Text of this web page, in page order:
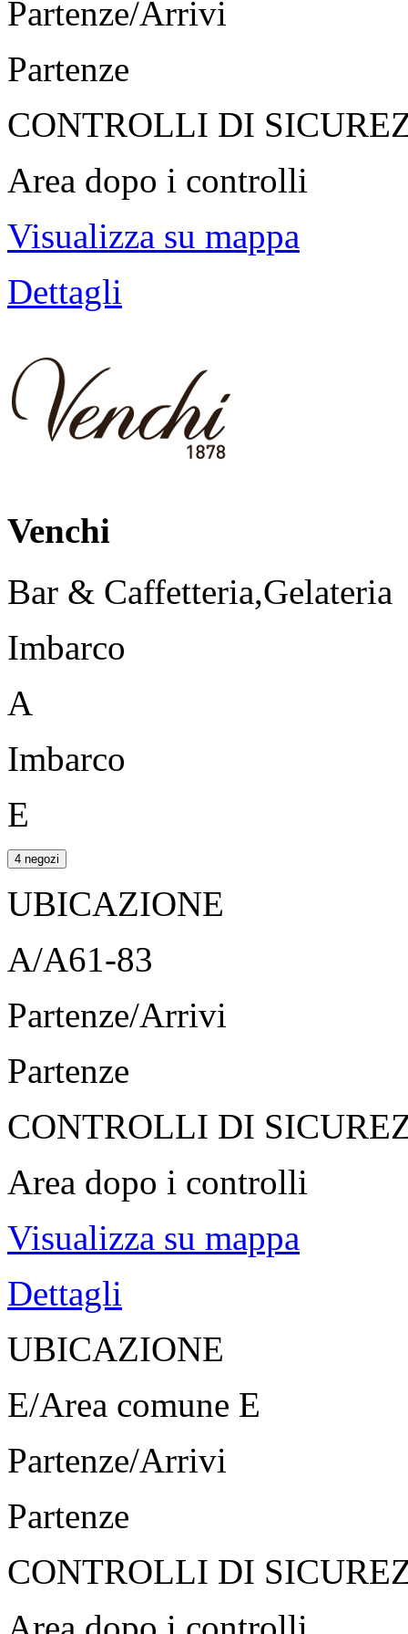
Partenze/Arrivi
Partenze
CONTROLLI DI
Area dopo i controlli
Visualizza su mappa
Dettagli
Venchi
Bar & Caffetteria,Gelateria
Imbarco
A
Imbarco
E
4 negozi
UBICAZIONE
A/A61-83
Partenze/Arrivi
Partenze
CONTROLLI DI
Area dopo i controlli
Visualizza su mappa
Dettagli
UBICAZIONE
E/Area comune E
Partenze/Arrivi
Partenze
CONTROLLI DI